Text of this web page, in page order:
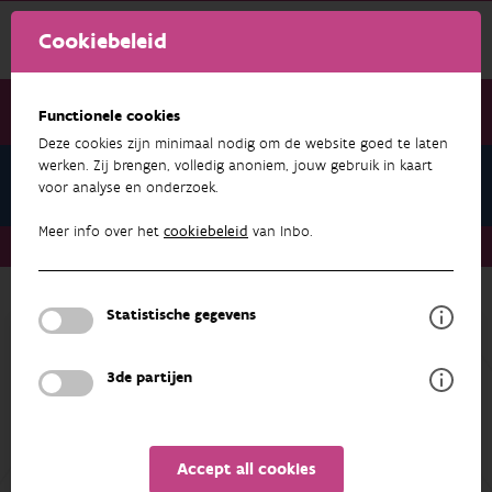
Cookiebeleid
Functionele cookies
Deze cookies zijn minimaal nodig om de website goed te laten
werken. Zij brengen, volledig anoniem, jouw gebruik in kaart
voor analyse en onderzoek.
Meer info over het cookiebeleid van Inbo.
Statistische gegevens
3de partijen
Accept all cookies
Indicators
Trend broedvogels van weiden en akkers
Unfortunately the abstract isn't available in English yet.
OVERVIEW
CLASSIFICATIE